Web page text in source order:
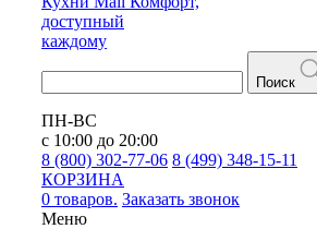
доступный
каждому
Поиск
ПН-ВС
с 10:00 до 20:00
8 (800) 302-77-06 8 (499) 348-15-11
КОРЗИНА
0 товаров. Заказать звонок
Меню